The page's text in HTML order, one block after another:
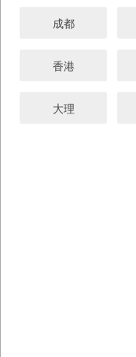
成都
香港
大理